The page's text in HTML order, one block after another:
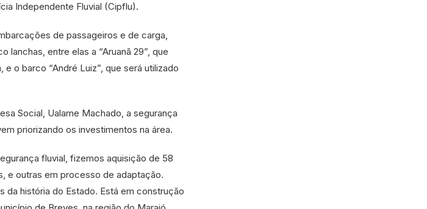
Independente Fluvial (Cipflu).
de passageiros e de carga,
entre elas a “Aruanã 29”, que
o barco “André Luiz”, que será utilizado
Social, Ualame Machado, a segurança
priorizando os investimentos na área.
fluvial, fizemos aquisição de 58
e outras em processo de adaptação.
da história do Estado. Está em construção